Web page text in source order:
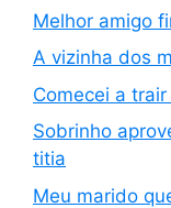
Melhor amigo
A vizinha dos
Comecei a
Sobrinho
titia
Meu marido